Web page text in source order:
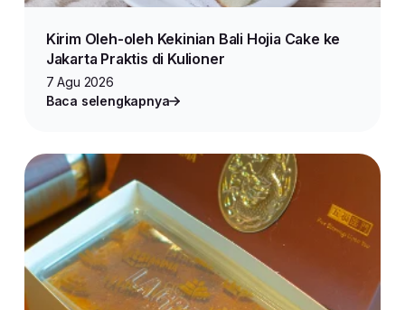
Kirim Oleh-oleh Kekinian Bali Hojia Cake ke
Jakarta Praktis di Kulioner
7 Agu 2026
Baca selengkapnya